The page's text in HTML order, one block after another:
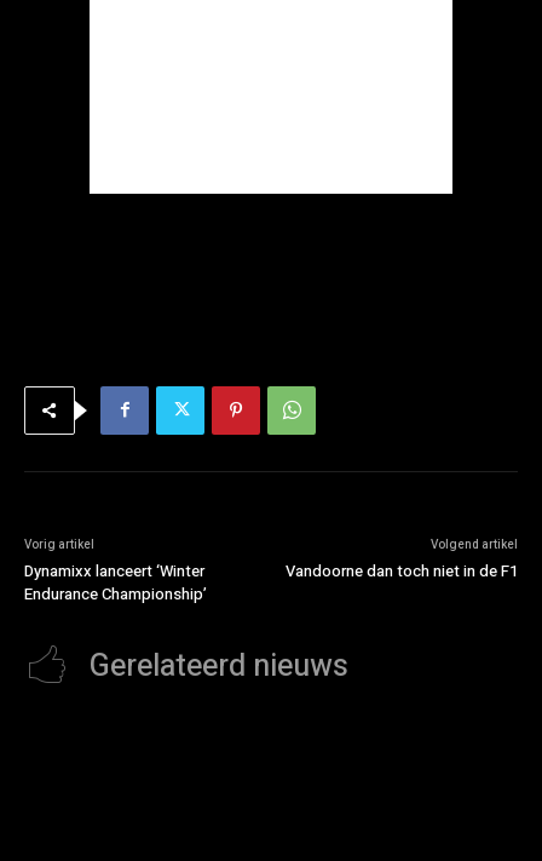
Vorig artikel
Dynamixx lanceert ‘Winter
Endurance Championship’
Volgend artikel
Vandoorne dan toch niet in de F1
Gerelateerd nieuws